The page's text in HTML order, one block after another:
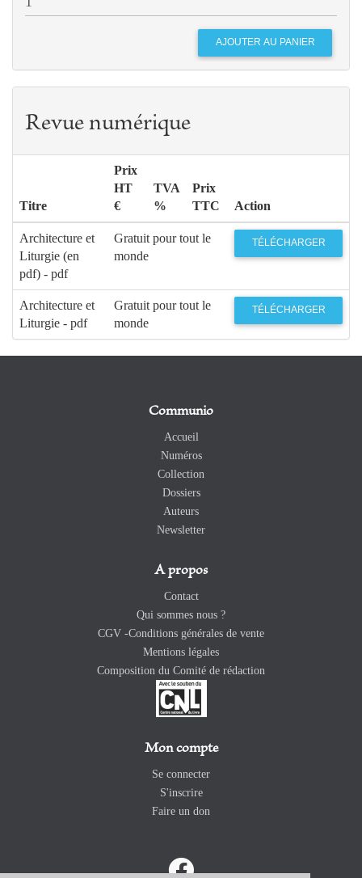
Revue numérique
Titre
Prix
HT
€
TVA
%
Prix
TTC
Action
Architecture et
Liturgie (en
pdf) - pdf
Gratuit pour tout le
monde
TÉLÉCHARGER
Architecture et
Liturgie - pdf
Gratuit pour tout le
monde
TÉLÉCHARGER
Communio
Accueil
Numéros
Collection
Dossiers
Auteurs
Newsletter
A propos
Contact
Qui sommes nous ?
CGV -Conditions générales de vente
Mentions légales
Composition du Comité de rédaction
Mon compte
Se connecter
S'inscrire
Faire un don